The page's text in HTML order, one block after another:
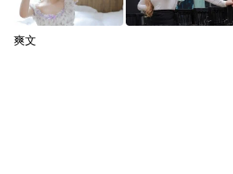
爽文